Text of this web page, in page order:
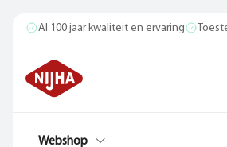
Al 100 jaar kwaliteit en ervaring
Webshop